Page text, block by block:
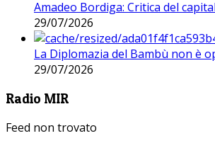
Amadeo Bordiga: Critica del
29/07/2026
La Diplomazia del Bambù non è
29/07/2026
Radio MIR
Feed non trovato